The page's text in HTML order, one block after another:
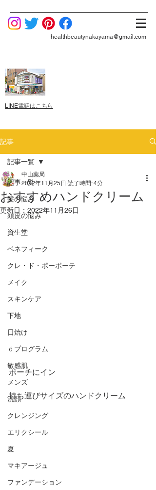
healthbeautynakayama@gmail.com
LINE電話はこちら
記事
記事一覧
髪の悩み
頭皮の悩み
資生堂
ベネフィーク
クレ・ド・ポーボーテ
メイク
スキンケア
下地
日焼け
ｄプログラム
敏感肌
メンズ
洗顔
クレンジング
エリクシール
夏
マキアージュ
ファンデーション
記事一覧
おすすめハンドクリーム
中山薬局
2022年11月25日 読了時間: 4分
更新日： 2022年11月26日
ポーチにイン
持ち運びサイズのハンドクリーム